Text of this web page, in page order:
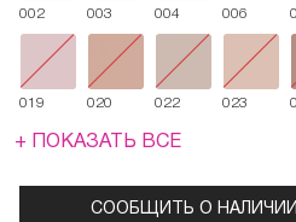
002 003 004 006
019 020 022 023
+ ПОКАЗАТЬ ВСЕ
СООБЩИТЬ О НАЛИЧИИ